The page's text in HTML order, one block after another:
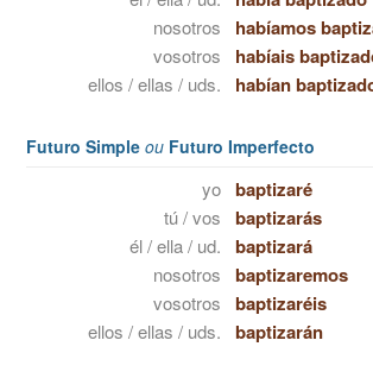
nosotros habíamos
vosotros habíais
ellos / ellas / uds. habían
Futuro Simple ou Futuro Imperfecto
yo baptizaré
tú / vos baptizarás
él / ella / ud. baptizará
nosotros baptizaremos
vosotros baptizaréis
ellos / ellas / uds. baptizarán